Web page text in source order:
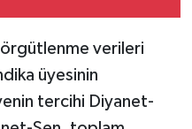
örgütlenme verileri
üyesinin
tercihi Diyanet-